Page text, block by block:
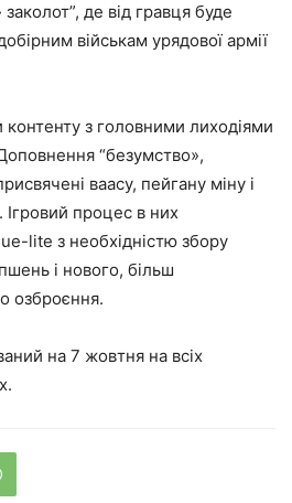
де від гравця буде
військам урядової армії
контенту з головними лиходіями
“безумство»,
ваасу, пейгану міну і
Ігровий процес в них
lite з необхідністю збору
і нового, більш
озброєння.
на 7 жовтня на всіх